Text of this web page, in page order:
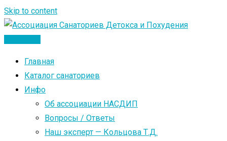
Skip to content
Главная
Каталог санаториев
Инфо
Об ассоциации НАСДИП
Вопросы / Ответы
Наш эксперт — Кольцова Т.Д.